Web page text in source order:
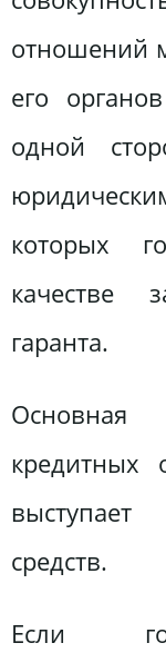
отношений
его
одной
которых
качестве
гаранта.
кредитных
средств.
Если